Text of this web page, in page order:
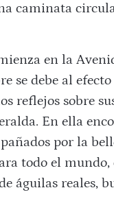
caminata
en la
se debe al
reflejos sobre
En ella
por la
todo el
águilas reales,